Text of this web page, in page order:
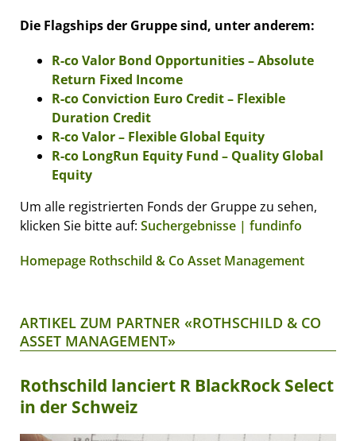
Die Flagships der Gruppe sind, unter anderem:
R-co Valor Bond Opportunities – Absolute
Return Fixed Income
R-co Conviction Euro Credit– Flexible
Duration Credit
R-co Valor – Flexible Global Equity
R-co LongRun Equity Fund – Quality Global
Equity
Um alle registrierten Fonds der Gruppe zu sehen,
klicken Sie bitte auf: Suchergebnisse | fundinfo
Homepage Rothschild & Co Asset Management
ARTIKEL ZUM PARTNER «ROTHSCHILD & CO
ASSET MANAGEMENT»
Rothschild lanciert R BlackRock Select
in der Schweiz